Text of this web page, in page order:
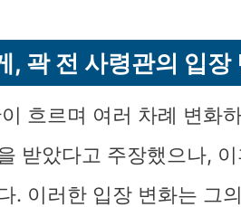
, 곽 전 사령관의 입장
흐르며 여러 차례 변화
받았다고 주장했으나,
. 이러한 입장 변화는 그